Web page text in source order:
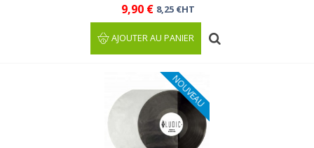
9,90 € 8,25 €HT
AJOUTER AU PANIER
NOUVEAU